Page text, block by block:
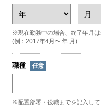
※現在勤務中の場合、終了年月は
(例：2017年4月〜 年 月)
職種 任意
※配置部署・役職までを記入し